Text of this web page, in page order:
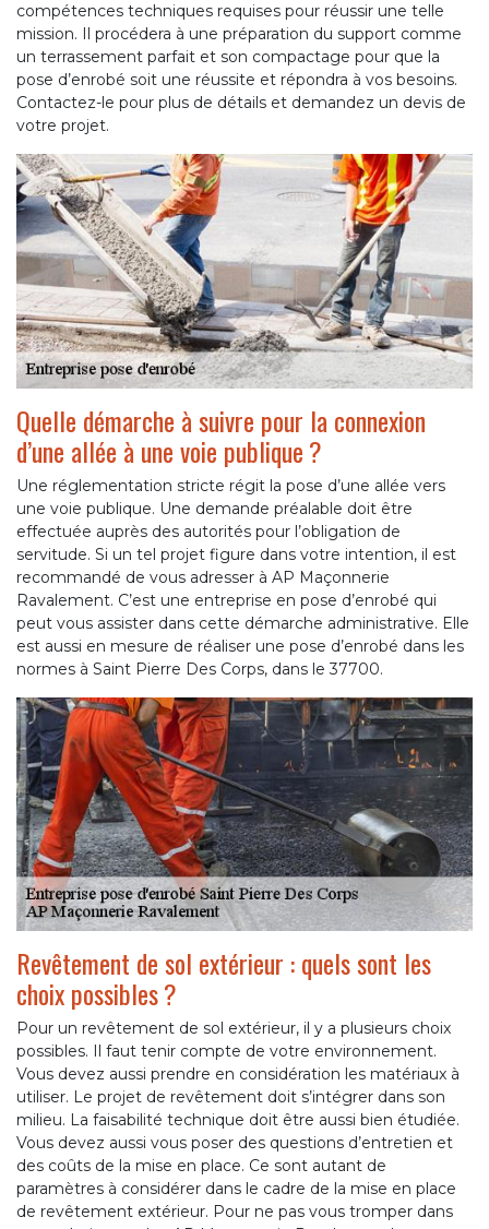
compétences techniques requises pour réussir une telle
mission. Il procédera à une préparation du support comme
un terrassement parfait et son compactage pour que la
pose d’enrobé soit une réussite et répondra à vos besoins.
Contactez-le pour plus de détails et demandez un devis de
votre projet.
Quelle démarche à suivre pour la connexion
d’une allée à une voie publique ?
Une réglementation stricte régit la pose d’une allée vers
une voie publique. Une demande préalable doit être
effectuée auprès des autorités pour l’obligation de
servitude. Si un tel projet figure dans votre intention, il est
recommandé de vous adresser à AP Maçonnerie
Ravalement. C’est une entreprise en pose d’enrobé qui
peut vous assister dans cette démarche administrative. Elle
est aussi en mesure de réaliser une pose d’enrobé dans les
normes à Saint Pierre Des Corps, dans le 37700.
Revêtement de sol extérieur : quels sont les
choix possibles ?
Pour un revêtement de sol extérieur, il y a plusieurs choix
possibles. Il faut tenir compte de votre environnement.
Vous devez aussi prendre en considération les matériaux à
utiliser. Le projet de revêtement doit s’intégrer dans son
milieu. La faisabilité technique doit être aussi bien étudiée.
Vous devez aussi vous poser des questions d’entretien et
des coûts de la mise en place. Ce sont autant de
paramètres à considérer dans le cadre de la mise en place
de revêtement extérieur. Pour ne pas vous tromper dans